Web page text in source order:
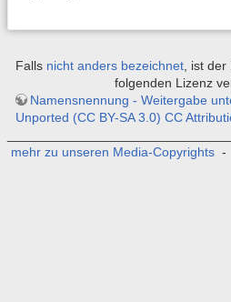
Falls nicht anders bezeichnet, ist der
folgenden Lizenz
Namensnennung - Weitergabe
Unported (CC BY-SA 3.0) CC
mehr zu unseren Media-Copyrights -